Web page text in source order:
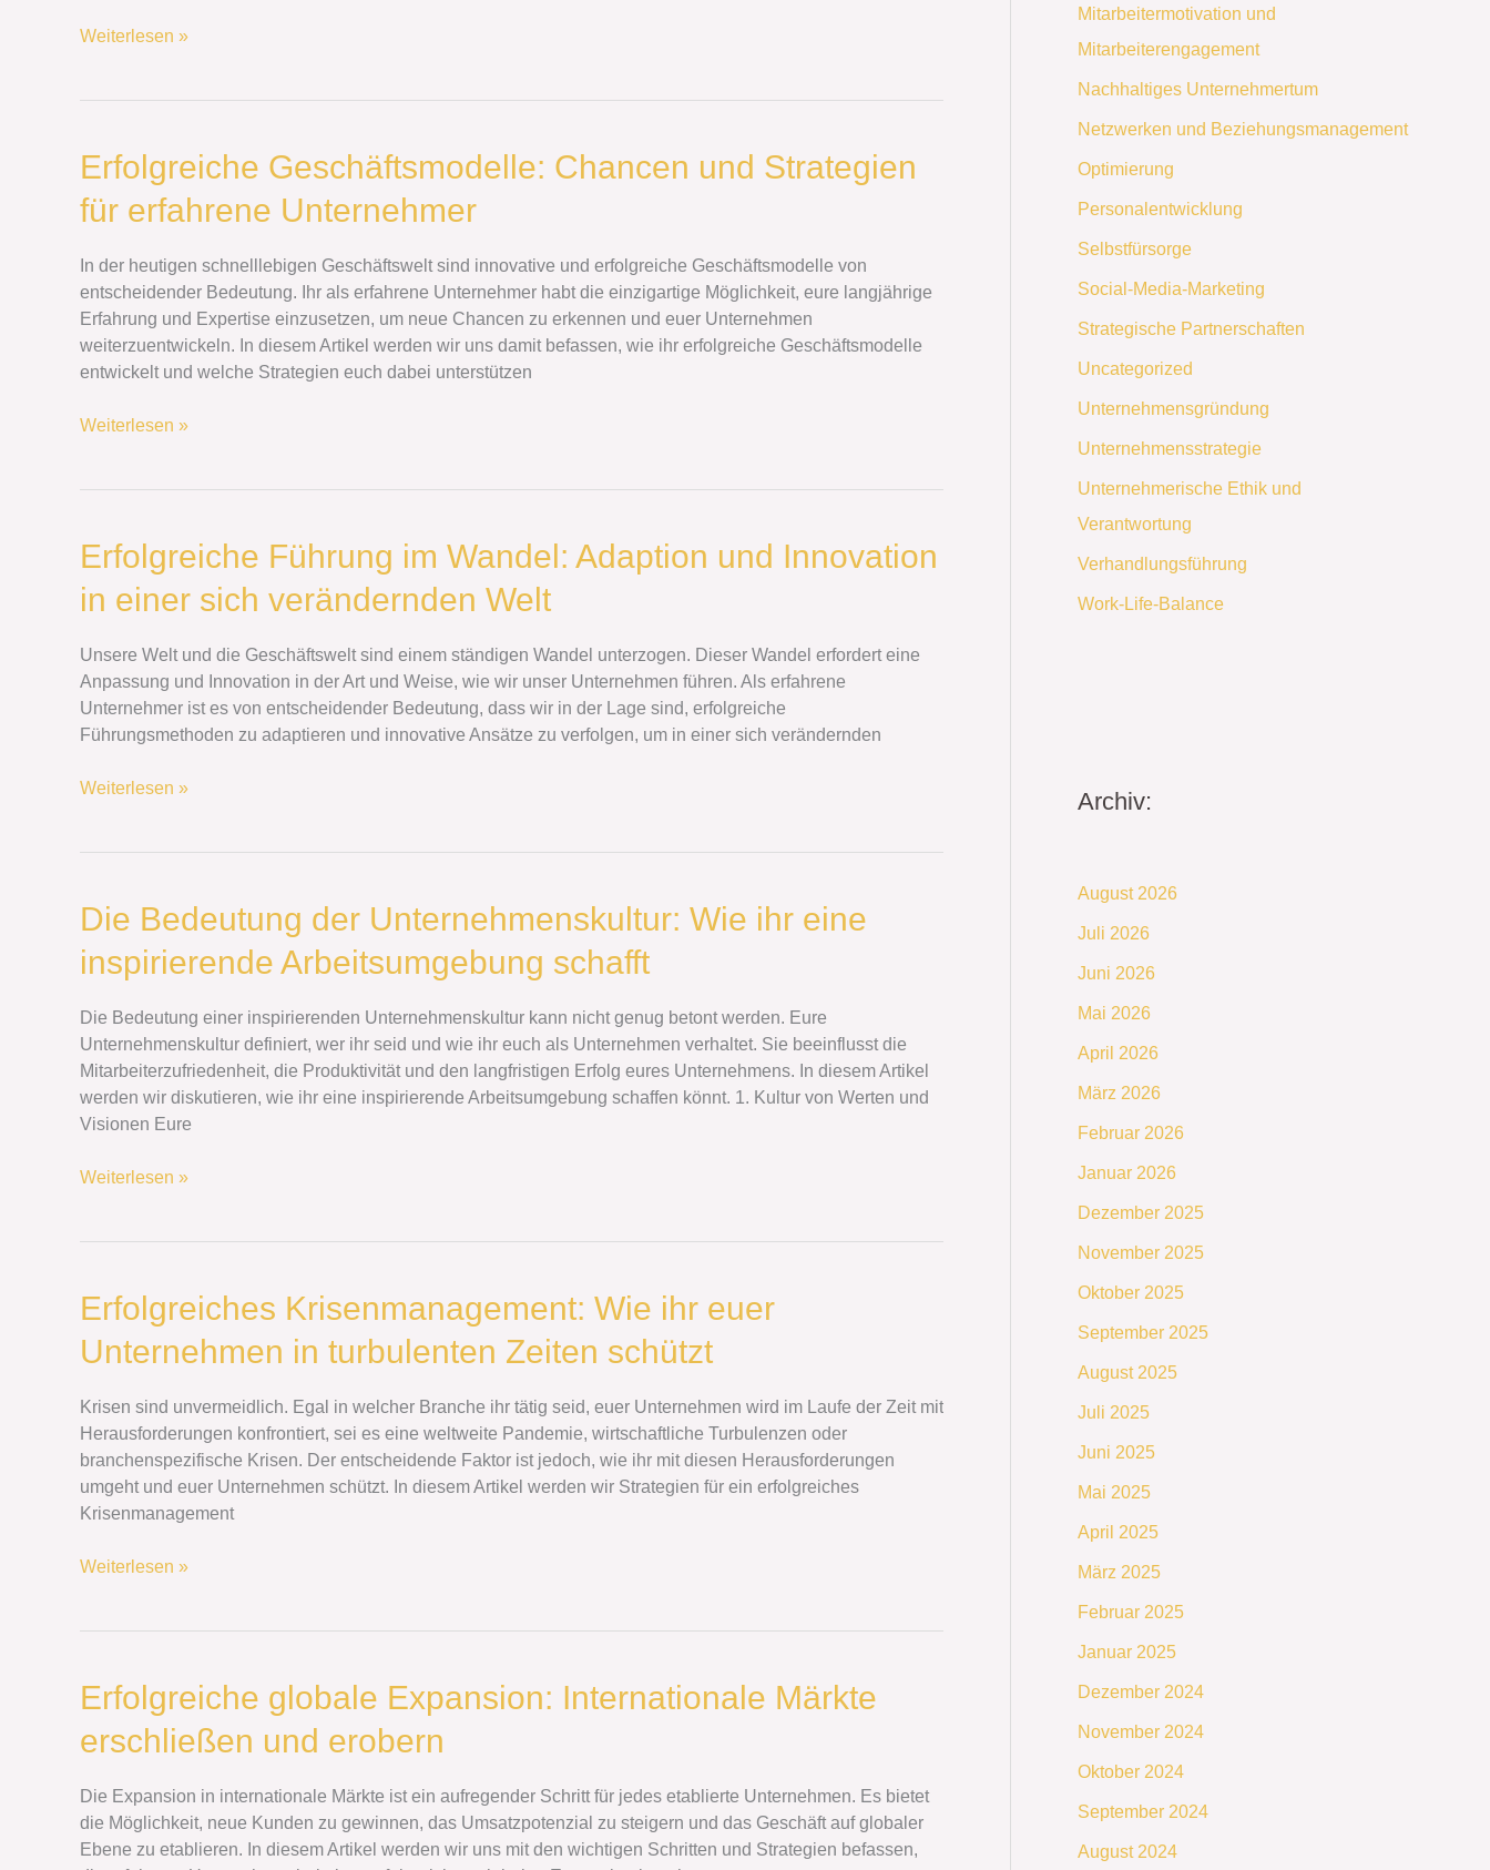
Weiterlesen »
Erfolgreiche Geschäftsmodelle: Chancen und Strategien
für erfahrene Unternehmer
In der heutigen schnelllebigen Geschäftswelt sind innovative und erfolgreiche Geschäftsmodelle von
entscheidender Bedeutung. Ihr als erfahrene Unternehmer habt die einzigartige Möglichkeit, eure langjährige
Erfahrung und Expertise einzusetzen, um neue Chancen zu erkennen und euer Unternehmen
weiterzuentwickeln. In diesem Artikel werden wir uns damit befassen, wie ihr erfolgreiche Geschäftsmodelle
entwickelt und welche Strategien euch dabei unterstützen
Erfolgreiche
Geschäftsmodelle:
Chancen
Strategien
für
erfahrene
Unternehmer
Weiterlesen »
Erfolgreiche Führung im Wandel: Adaption und Innovation
in einer sich verändernden Welt
Unsere Welt und die Geschäftswelt sind einem ständigen Wandel unterzogen. Dieser Wandel erfordert eine
Anpassung und Innovation in der Art und Weise, wie wir unser Unternehmen führen. Als erfahrene
Unternehmer ist es von entscheidender Bedeutung, dass wir in der Lage sind, erfolgreiche
Führungsmethoden zu adaptieren und innovative Ansätze zu verfolgen, um in einer sich verändernden
Erfolgreiche
Führung
im
Adaption
und
Innovation
in
sich
Weiterlesen »
Die Bedeutung der Unternehmenskultur: Wie ihr eine
inspirierende Arbeitsumgebung schafft
Die Bedeutung einer inspirierenden Unternehmenskultur kann nicht genug betont werden. Eure
Unternehmenskultur definiert, wer ihr seid und wie ihr euch als Unternehmen verhaltet. Sie beeinflusst die
Mitarbeiterzufriedenheit, die Produktivität und den langfristigen Erfolg eures Unternehmens. In diesem Artikel
werden wir diskutieren, wie ihr eine inspirierende Arbeitsumgebung schaffen könnt. 1. Kultur von Werten und
Visionen Eure
Die
Bedeutung
der
Wie
ihr
eine
inspirierende
Arbeitsumgebung
Weiterlesen »
Erfolgreiches Krisenmanagement: Wie ihr euer
Unternehmen in turbulenten Zeiten schützt
Krisen sind unvermeidlich. Egal in welcher Branche ihr tätig seid, euer Unternehmen wird im Laufe der Zeit mit
Herausforderungen konfrontiert, sei es eine weltweite Pandemie, wirtschaftliche Turbulenzen oder
branchenspezifische Krisen. Der entscheidende Faktor ist jedoch, wie ihr mit diesen Herausforderungen
umgeht und euer Unternehmen schützt. In diesem Artikel werden wir Strategien für ein erfolgreiches
Krisenmanagement
Erfolgreiches
Krisenmanagement:
Wie
euer
Unternehmen
in
turbulenten
Zeiten
Weiterlesen »
Erfolgreiche globale Expansion: Internationale Märkte
erschließen und erobern
Die Expansion in internationale Märkte ist ein aufregender Schritt für jedes etablierte Unternehmen. Es bietet
die Möglichkeit, neue Kunden zu gewinnen, das Umsatzpotenzial zu steigern und das Geschäft auf globaler
Ebene zu etablieren. In diesem Artikel werden wir uns mit den wichtigen Schritten und Strategien befassen,
Erfolgreiche
globale
Expansion:
Märkte
erschließen
und
Mitarbeitermotivation und
Mitarbeiterengagement
Nachhaltiges Unternehmertum
Netzwerken und Beziehungsmanagement
Optimierung
Personalentwicklung
Selbstfürsorge
Social-Media-Marketing
Strategische Partnerschaften
Uncategorized
Unternehmensgründung
Unternehmensstrategie
Unternehmerische Ethik und
Verantwortung
Verhandlungsführung
Work-Life-Balance
Archiv:
August 2026
Juli 2026
Juni 2026
Mai 2026
April 2026
März 2026
Februar 2026
Januar 2026
Dezember 2025
November 2025
Oktober 2025
September 2025
August 2025
Juli 2025
Juni 2025
Mai 2025
April 2025
März 2025
Februar 2025
Januar 2025
Dezember 2024
November 2024
Oktober 2024
September 2024
August 2024